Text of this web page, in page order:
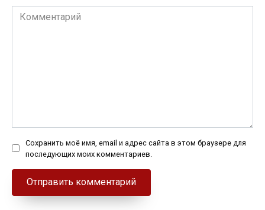
Комментарий
Сохранить моё имя, email и адрес сайта в этом браузере для
последующих моих комментариев.